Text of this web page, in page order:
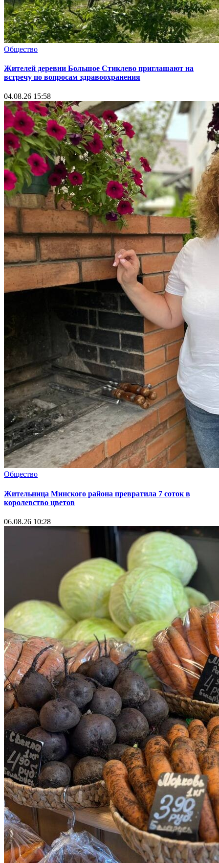
Общество
Жителей деревни Большое Стиклево приглашают на
встречу по вопросам здравоохранения
04.08.26 15:58
Общество
Жительница Минского района превратила 7 соток в
королевство цветов
06.08.26 10:28